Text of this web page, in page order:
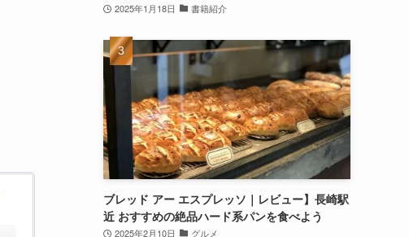
2025年1月18日 書籍紹介
ブレッド アー エスプレッソ｜レビュー】長崎駅
近 おすすめの絶品ハード系パンを食べよう
2025年2月10日 グルメ